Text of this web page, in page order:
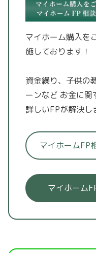
マイホーム購入を
施しております！
資金繰り、子供の
ーンなど お金に関
詳しいFPが解決し
マイホームFP
マイホーム